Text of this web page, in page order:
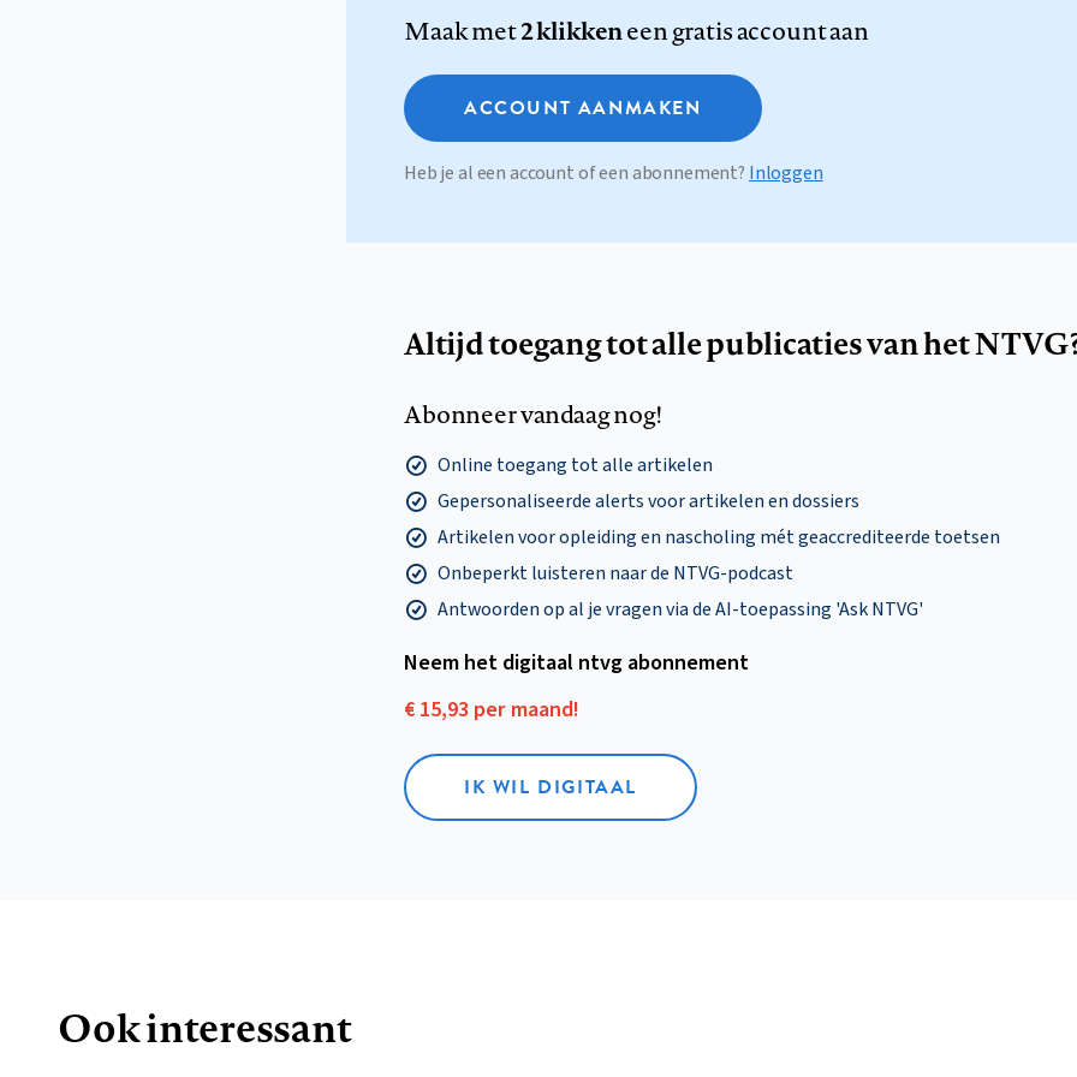
Maak met2 klikkeneen gratis account aan
ACCOUNT AANMAKEN
Heb je al een account of een abonnement? Inloggen
Altijd toegang tot alle publicaties van het
Abonneer vandaag nog!
Online toegang tot alle artikelen
Gepersonaliseerde alerts voor artikelen en dossiers
Artikelen voor opleiding en nascholing mét geaccrediteerde toetsen
Onbeperkt luisteren naar de NTVG-podcast
Antwoorden op al je vragen via de AI-toepassing 'Ask NTVG'
Neem het digitaal ntvg abonnement
€ 15,93 per maand!
IK WIL DIGITAAL
Ook interessant